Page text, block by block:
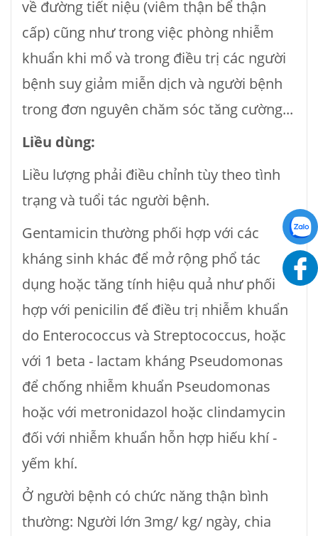
về đường tiết niệu (viêm thận bể thận
cấp) cũng như trong việc phòng nhiễm
khuẩn khi mổ và trong điều trị các người
bệnh suy giảm miễn dịch và người bệnh
trong đơn nguyên chăm sóc tăng cường...
Liều dùng:
Liều lượng phải điều chỉnh tùy theo tình
trạng và tuổi tác người bệnh.
Gentamicin thường phối hợp với các
kháng sinh khác để mở rộng phổ tác
dụng hoặc tăng tính hiệu quả như phối
hợp với penicilin để điều trị nhiễm khuẩn
do Enterococcus và Streptococcus, hoặc
với 1 beta - lactam kháng Pseudomonas
để chống nhiễm khuẩn Pseudomonas
hoặc với metronidazol hoặc clindamycin
đối với nhiễm khuẩn hỗn hợp hiếu khí -
yếm khí.
Ở người bệnh có chức năng thận bình
thường: Người lớn 3mg/ kg/ ngày, chia